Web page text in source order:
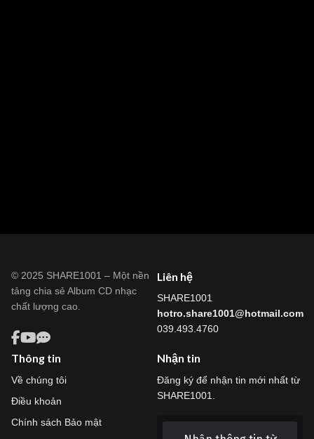
© 2025 SHARE1001 – Một nền
tảng chia sẻ Album CD nhạc
chất lượng cao.
Liên hệ
SHARE1001
hotro.share1001@hotmail.com
039.493.4760
Thông tin
Về chúng tôi
Điều khoản
Chính sách Bảo mật
Nhận tin
Đăng ký để nhận tin mới nhất từ
SHARE1001.